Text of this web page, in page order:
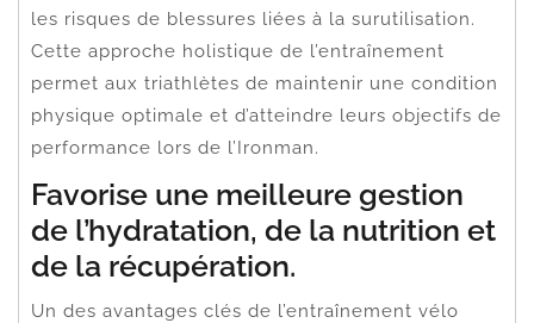
les risques de blessures liées à la surutilisation.
Cette approche holistique de l’entraînement
permet aux triathlètes de maintenir une condition
physique optimale et d’atteindre leurs objectifs de
performance lors de l’Ironman.
Favorise une meilleure gestion
de l’hydratation, de la nutrition et
de la récupération.
Un des avantages clés de l’entraînement vélo